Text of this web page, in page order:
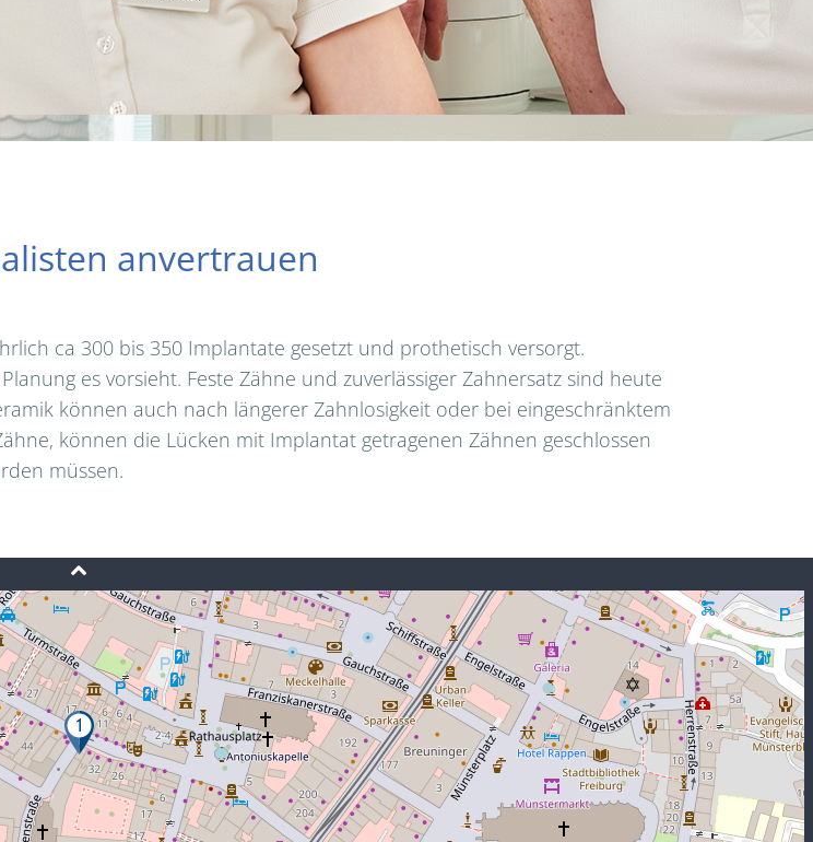
anvertrauen
ca 300 bis 350 Implantate gesetzt und prothetisch versorgt.
es vorsieht. Feste Zähne und zuverlässiger Zahnersatz sind heute
können auch nach längerer Zahnlosigkeit oder bei eingeschränktem
können die Lücken mit Implantat getragenen Zähnen geschlossen
müssen.